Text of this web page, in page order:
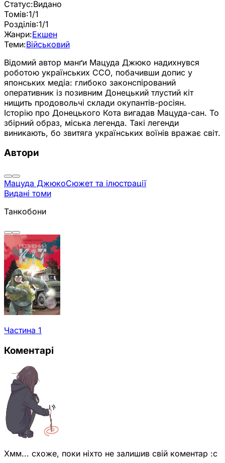
Статус:Видано
Томів:1/1
Розділів:1/1
Жанри:Екшен
Теми:Військовий
Відомий автор манґи Мацуда Джюко надихнувся
роботою українських ССО, побачивши допис у
японських медіа: глибоко законспірований
оперативник із позивним Донецький тлустий кіт
нищить продовольчі склади окупантів-росіян.
Історію про Донецького Кота вигадав Мацуда-сан. То
збірний образ, міська легенда. Такі легенди
виникають, бо звитяга українських воїнів вражає світ.
Автори
Мацуда ДжюкоСюжет та ілюстрації
Видані томи
Танкобони
Частина 1
Коментарі
Хмм... схоже, поки ніхто не залишив свій коментар :с